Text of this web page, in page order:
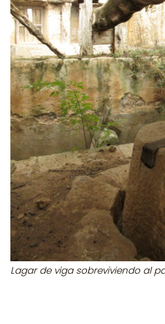
Lagar de viga sobreviviendo al